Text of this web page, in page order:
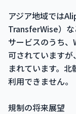
アジア地域では
TransferWise）
サービスのうち
可されています
まれています。
利用できません。
規制の将来展望